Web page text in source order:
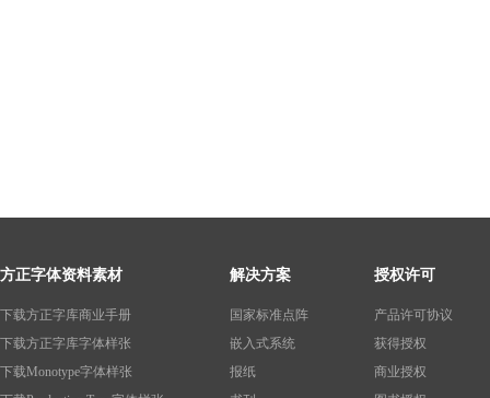
方正字体资料素材
下载方正字库商业手册
下载方正字库字体样张
下载Monotype字体样张
解决方案
国家标准点阵
嵌入式系统
报纸
授权许可
产品许可协议
获得授权
商业授权